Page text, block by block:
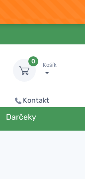
0
Košík
Kontakt
Darčeky